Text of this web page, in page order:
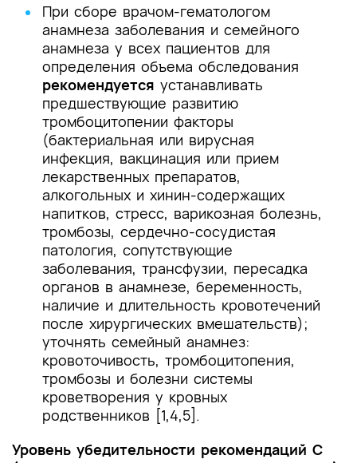
При сборе врачом-гематологом
анамнеза заболевания и семейного
анамнеза у всех пациентов для
определения объема обследования
рекомендуется устанавливать
предшествующие развитию
тромбоцитопении факторы
(бактериальная или вирусная
инфекция, вакцинация или прием
лекарственных препаратов,
алкогольных и хинин-содержащих
напитков, стресс, варикозная болезнь,
тромбозы, сердечно-сосудистая
патология, сопутствующие
заболевания, трансфузии, пересадка
органов в анамнезе, беременность,
наличие и длительность кровотечений
после хирургических вмешательств);
уточнять семейный анамнез:
кровоточивость, тромбоцитопения,
тромбозы и болезни системы
кроветворения у кровных
родственников [1,4,5].
Уровень убедительности рекомендаций C